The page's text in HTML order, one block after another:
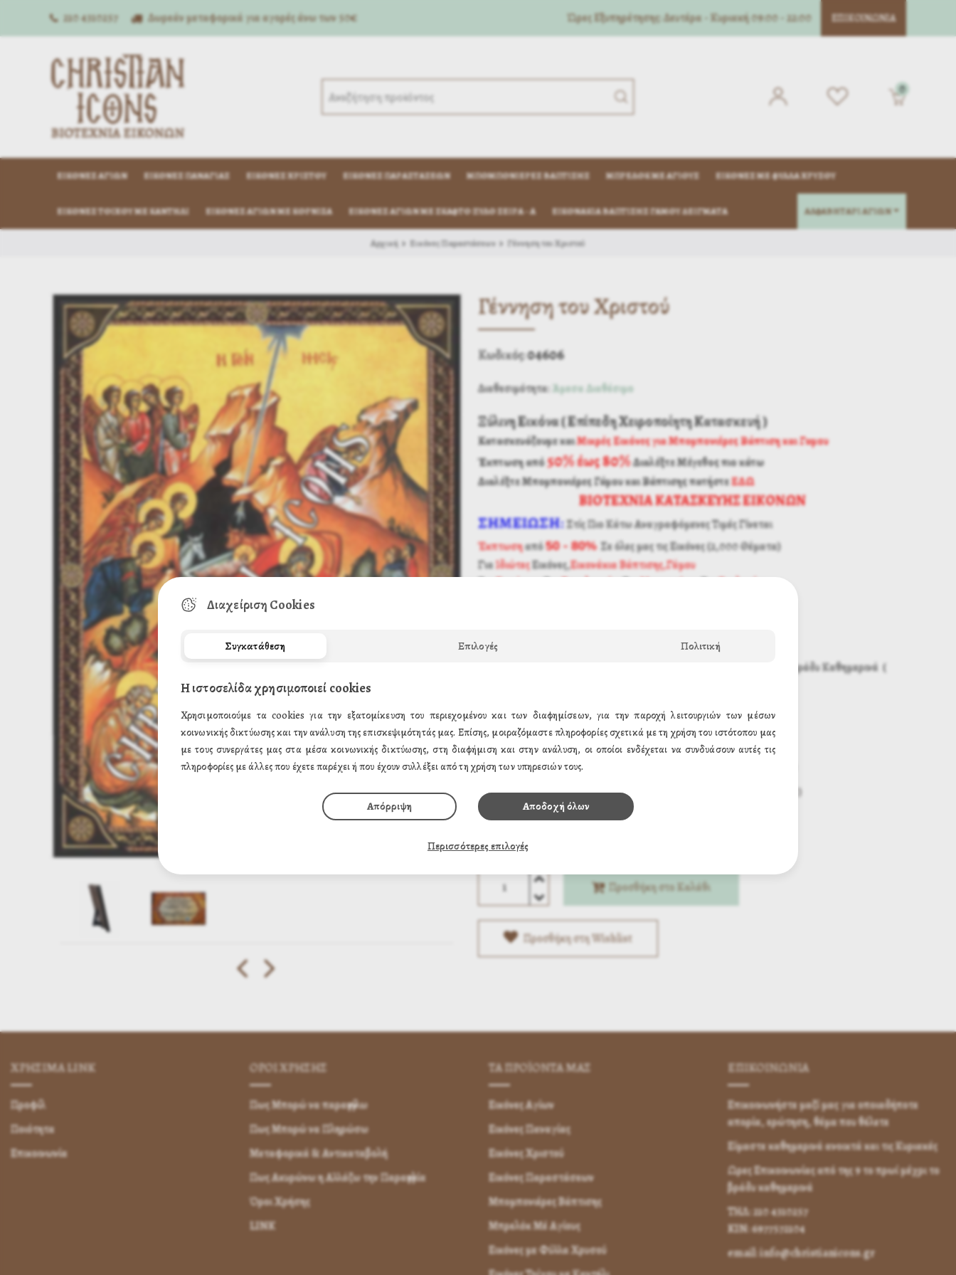
210 4310257 Δωρεάν μεταφορικά για αγορές άνω των 50€ Ώρες Eξυπηρέτησης: Δευτέρα - Κυριακή 09:00 - 22:00 ΕΠΙΚΟΙΝΩΝΊΑ
0
ΕΙΚΌΝΕΣ ΑΓΊΩΝ ΕΙΚΌΝΕΣ ΠΑΝΑΓΊΑΣ ΕΙΚΌΝΕΣ ΧΡΙΣΤΟΎ ΕΙΚΌΝΕΣ ΠΑΡΑΣΤΆΣΕΩΝ ΜΠΟΜΠΟΝΙΈΡΕΣ ΒΆΠΤΙΣΗΣ ΜΠΡΕΛΌΚ ΜΈ ΑΓΊΟΥΣ ΕΙΚΌΝΕΣ ΜΕ ΦΎΛΛΑ ΧΡΥΣΟΎ
ΕΙΚΌΝΕΣ ΤΟΊΧΟΥ ΜΕ ΚΑΝΤΉΛΙ ΕΙΚΌΝΕΣ ΑΓΊΩΝ ΜΕ ΚΟΡΝΊΖΑ ΕΙΚΟΝΕΣ ΑΓΙΩΝ ΜΕ ΣΚΑΦΤΟ ΞΥΛΟ ΣΕΙΡΑ - Α ΕΙΚΟΝΆΚΙΑ ΒΆΠΤΙΣΗΣ ΓΆΜΟΥ ΔΕΊΓΜΑΤΑ ΑΛΦΑΒΗΤΑΡΙ ΑΓΙΩΝ
Αρχική Εικόνες Παραστάσεων Γέννηση του Χριστού
Γέννηση του Χριστού
Κωδικός:04606
Διαθεσιμότητα: Άμεσα Διαθέσιμο
Ξύλινη Εικόνα ( Επίπεδη Χειροποίητη Κατασκευή )
Κατασκευάζουμε καιΜικρές Εικόνες για Μπομπονιέρες Βάπτιση και Γαμου
Έκπτωση από50% έως 80%Διαλέξτε Μέγεθος πιο κάτω
Διαλέξτε Μπομπονιέρες Γάμου και ΒάπτισηςπατήστεΕΔΩ
ΒΙΟΤΕΧΝΙΑ ΚΑΤΑΣΚΕΥΗΣ ΕΙΚΟΝΩΝ
ΣΗΜΕΙΩΣΗ: Στίς Πιο Κάτω Αναγραφόμενες Τιμές Γίνεται
Έκπτωσηαπό50 - 80%Σε όλες μας τις Εικόνες (2,000 Θέματα)
ΓιαΙδιώτεςΕικόνες,Εικονάκια Βάπτισης,Γάμου
ΓιαΕμπόρουςΓιαΕπαγγελματίεςΓιαΜοναστήριαΓιαΕκκλησίες
το βράδυΚαθημερινά (
Επιλέξτε Μέγεθος
5 x 4 εκ. (1.50€)
6 x 9 εκ. (3.00€)
10 x 14 εκ. (6.20€)
20 x 26 εκ. (14.88€)
30 x 40 εκ. (26.91€)
Τιμή: 1.50€
Προσθήκη στο Καλάθι
Προσθήκη στη Wishlist
ΧΡΗΣΙΜA LINK
Προφίλ
Ποιότητα
Επικοινωνία
ΌΡΟΙ ΧΡΉΣΗΣ
Πως Μπορώ να παραγγείλω
Πως Μπορώ να Πληρώσω
Μεταφορικά & Αντικαταβολή
Πως Ακυρώνω η Αλλάζω την Παραγγελία
Όροι Χρήσης
LINK
ΤΑ ΠΡΟΪΟΝΤΑ ΜΑΣ
Εικόνες Αγίων
Εικόνες Παναγίας
Εικόνες Χριστού
Εικόνες Παραστάσεων
Μπομπονιέρες Βάπτισης
Μπρελόκ Μέ Αγίους
Εικόνες με Φύλλα Χρυσού
ΕΠΙΚΟΙΝΩΝΊΑ
Επικοινωνήστε μαζί μας για οποιαδήποτε
απορία, ερώτηση, θέμα που θέλετε
Είμαστε καθημερινά ανοικτά και τις Κυριακές
Ωρες Επικοινωνίας από της 9 το πρωί μέχρι το
βράδυ καθημερινά
ΤΗΛ: 210 4310257
KIN: 6977572104
email: info@christianicons.gr
Διαχείριση Cookies
Συγκατάθεση Επιλογές Πολιτική
Η ιστοσελίδα χρησιμοποιεί cookies
Χρησιμοποιούμε τα cookies για την εξατομίκευση του περιεχομένου και των διαφημίσεων, για την παροχή λειτουργιών των μέσων
κοινωνικής δικτύωσης και την ανάλυση της επισκεψιμότητάς μας. Επίσης, μοιραζόμαστε πληροφορίες σχετικά με τη χρήση του ιστότοπου μας
με τους συνεργάτες μας στα μέσα κοινωνικής δικτύωσης, στη διαφήμιση και στην ανάλυση, οι οποίοι ενδέχεται να συνδυάσουν αυτές τις
πληροφορίες με άλλες που έχετε παρέχει ή που έχουν συλλέξει από τη χρήση των υπηρεσιών τους.
Απόρριψη Αποδοχή όλων
Περισσότερες επιλογές